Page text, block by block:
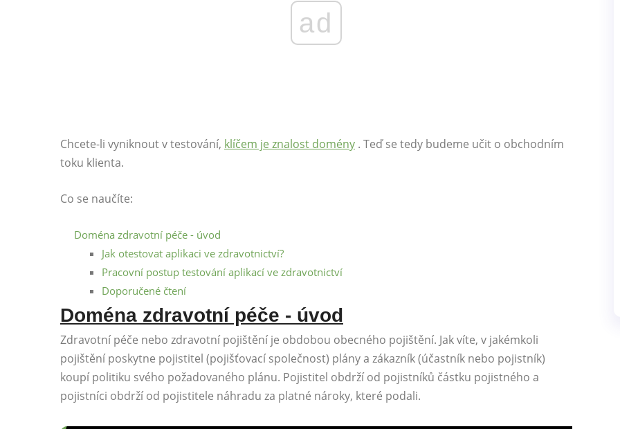
ad
Chcete-li vyniknout v testování, klíčem je znalost domény . Teď se tedy budeme učit o obchodním
toku klienta.
Co se naučíte:
Doména zdravotní péče - úvod
Jak otestovat aplikaci ve zdravotnictví?
Pracovní postup testování aplikací ve zdravotnictví
Doporučené čtení
Doména zdravotní péče - úvod
Zdravotní péče nebo zdravotní pojištění je obdobou obecného pojištění. Jak víte, v jakémkoli
pojištění poskytne pojistitel (pojišťovací společnost) plány a zákazník (účastník nebo pojistník)
koupí politiku svého požadovaného plánu. Pojistitel obdrží od pojistníků částku pojistného a
pojistníci obdrží od pojistitele náhradu za platné nároky, které podali.